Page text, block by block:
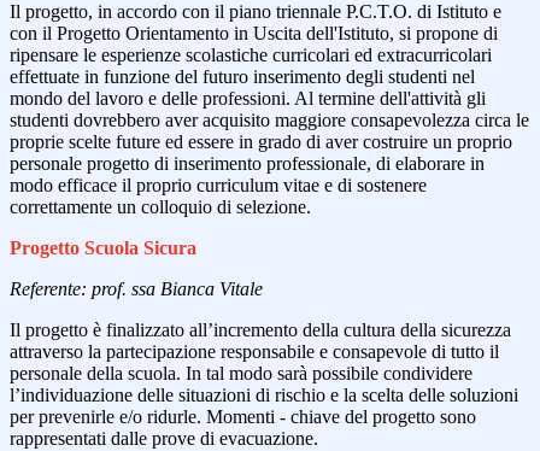
Il progetto, in accordo con il piano triennale P.C.T.O. di Istituto e
con il Progetto Orientamento in Uscita dell'Istituto, si propone di
ripensare le esperienze scolastiche curricolari ed extracurricolari
effettuate in funzione del futuro inserimento degli studenti nel
mondo del lavoro e delle professioni. Al termine dell'attività gli
studenti dovrebbero aver acquisito maggiore consapevolezza circa le
proprie scelte future ed essere in grado di aver costruire un proprio
personale progetto di inserimento professionale, di elaborare in
modo efficace il proprio curriculum vitae e di sostenere
correttamente un colloquio di selezione.
Progetto Scuola Sicura
Referente: prof. ssa Bianca Vitale
Il progetto è finalizzato all’incremento della cultura della sicurezza
attraverso la partecipazione responsabile e consapevole di tutto il
personale della scuola. In tal modo sarà possibile condividere
l’individuazione delle situazioni di rischio e la scelta delle soluzioni
per prevenirle e/o ridurle. Momenti - chiave del progetto sono
rappresentati dalle prove di evacuazione.